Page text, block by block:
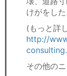
けがをし
(もっと詳
http://
その他のニ